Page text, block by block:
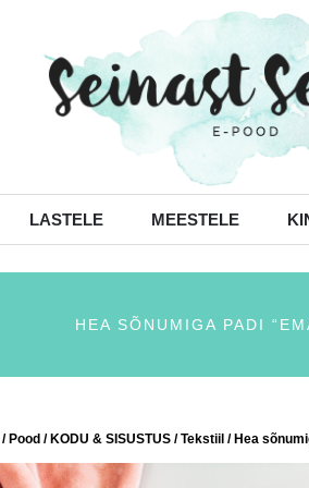
LASTELE MEESTELE
HEA SÕNUMIGA PADI
/Pood /KODU & SISUSTUS /Tekstiil / Hea